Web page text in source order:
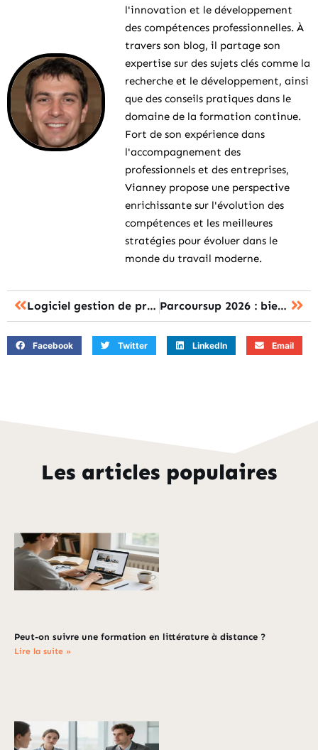
l'innovation et le développement
des compétences professionnelles. À
travers son blog, il partage son
expertise sur des sujets clés comme la
recherche et le développement, ainsi
que des conseils pratiques dans le
domaine de la formation continue.
Fort de son expérience dans
l'accompagnement des
professionnels et des entreprises,
Vianney propose une perspective
enrichissante sur l'évolution des
compétences et les meilleures
stratégies pour évoluer dans le
monde du travail moderne.
Logiciel gestion de projet : les 10 solutions à privilégier en 2025 Parcoursup 2026 : bien formuler ses choix santé
Facebook Twitter LinkedIn Email
Les articles populaires
Peut-on suivre une formation en littérature à distance ?
Lire la suite »